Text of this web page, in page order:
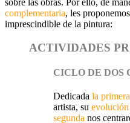
complementaria, les proponemos
imprescindible de la pintura:
ACTIVIDADES
CICLO DE DOS
Dedicada la primera
artista, su evolución
segunda nos